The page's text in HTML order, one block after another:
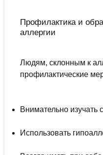
Профилактика и
аллергии
Людям, склонным к
профилактические
Внимательно изучать
Использовать